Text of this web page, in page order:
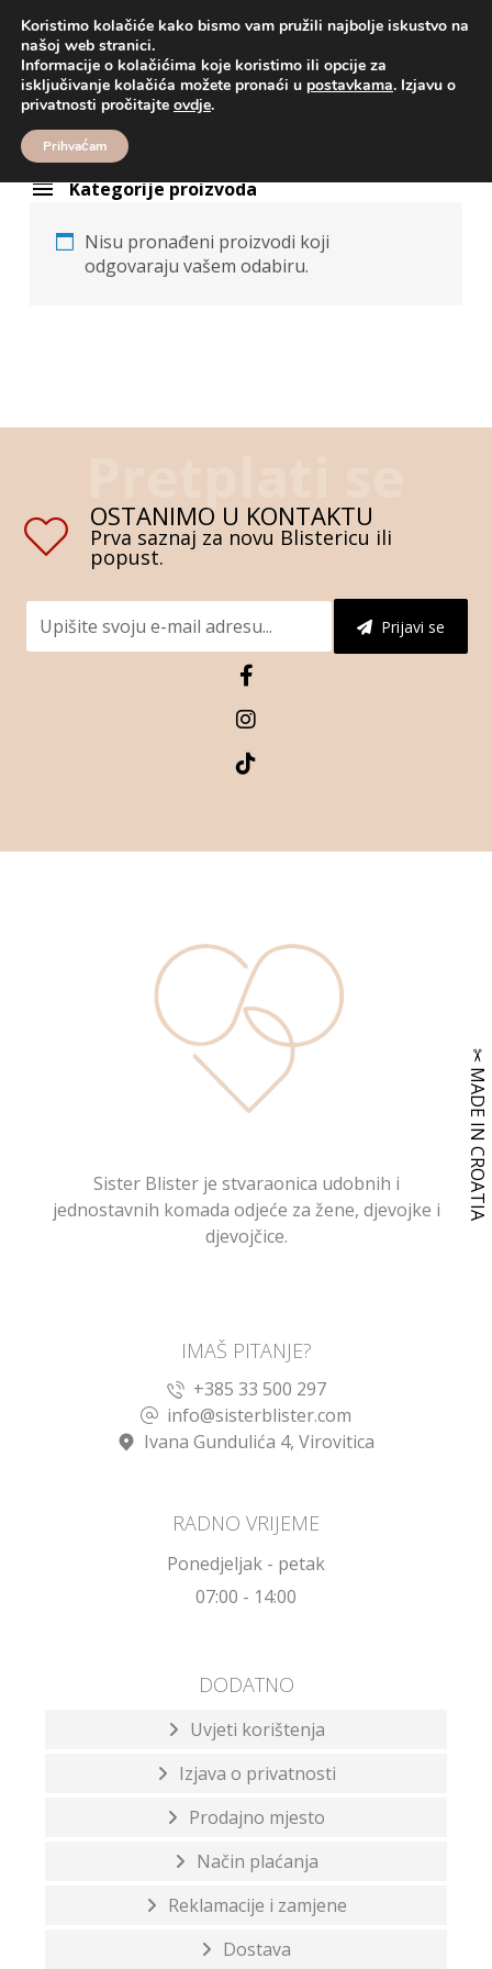
Proizvodi boje
boje
Kategorije proizvoda
Nisu pronađeni proizvodi koji
odgovaraju vašem odabiru.
OSTANIMO U KONTAKTU
Prva saznaj za novu Blistericu ili
popust.
Prijavi se
Sister Blister je stvaraonica udobnih i
jednostavnih komada odjeće za žene, djevojke i
djevojčice.
IMAŠ PITANJE?
+385 33 500 297
info@sisterblister.com
Ivana Gundulića 4, Virovitica
RADNO VRIJEME
Ponedjeljak - petak
07:00 - 14:00
DODATNO
Uvjeti korištenja
Izjava o privatnosti
Prodajno mjesto
Način plaćanja
Reklamacije i zamjene
Dostava
Koristimo kolačiće kako bismo vam pružili najbolje iskustvo na
našoj web stranici.
Informacije o kolačićima koje koristimo ili opcije za
isključivanje kolačića možete pronaći u postavkama. Izjavu o
privatnosti pročitajte ovdje.
Prihvaćam